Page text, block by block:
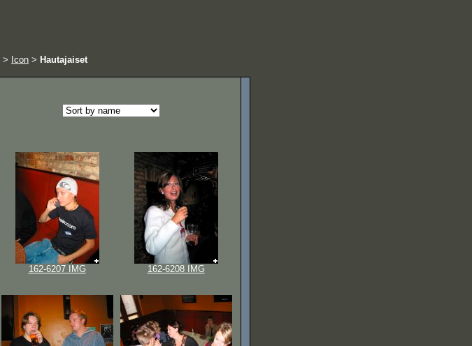
> Icon > Hautajaiset
162-6207 IMG 162-6208 IMG